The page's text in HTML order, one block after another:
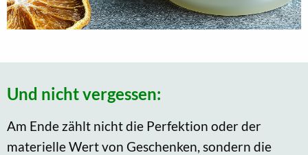
Und nicht vergessen:
Am Ende zählt nicht die Perfektion oder der
materielle Wert von Geschenken, sondern die